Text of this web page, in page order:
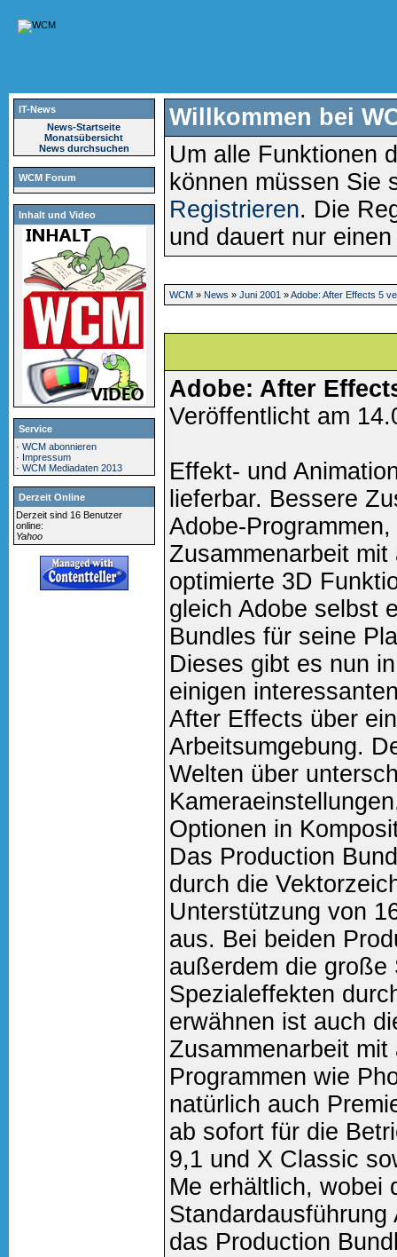
IT-News
News-Startseite
Monatsübersicht
News durchsuchen
WCM Forum
Inhalt und Video
Service
·WCM abonnieren
· Impressum
·WCM Mediadaten 2013
Derzeit Online
Derzeit sind 16 Benutzer
online:
Yahoo
Willkommen bei
Um alle Funktionen
können müssen Sie
Registrieren. Die
und dauert nur
WCM» News » Juni 2001 »Adobe: After Effects 5
Adobe: After
Veröffentlicht am
Effekt- und
lieferbar. Bessere
Adobe-
Zusammenarbeit
optimierte 3D
gleich Adobe selbst
Bundles für seine
Dieses gibt es nun
einigen
After Effects über
Arbeitsumgebung.
Welten über
Optionen in
Das Production
durch die
Unterstützung von
aus. Bei beiden
außerdem die große
Spezialeffekten
erwähnen ist auch
Zusammenarbeit mit
Programmen wie
natürlich auch
ab sofort für die
9,1 und X Classic
Me erhältlich, wobei
das Production